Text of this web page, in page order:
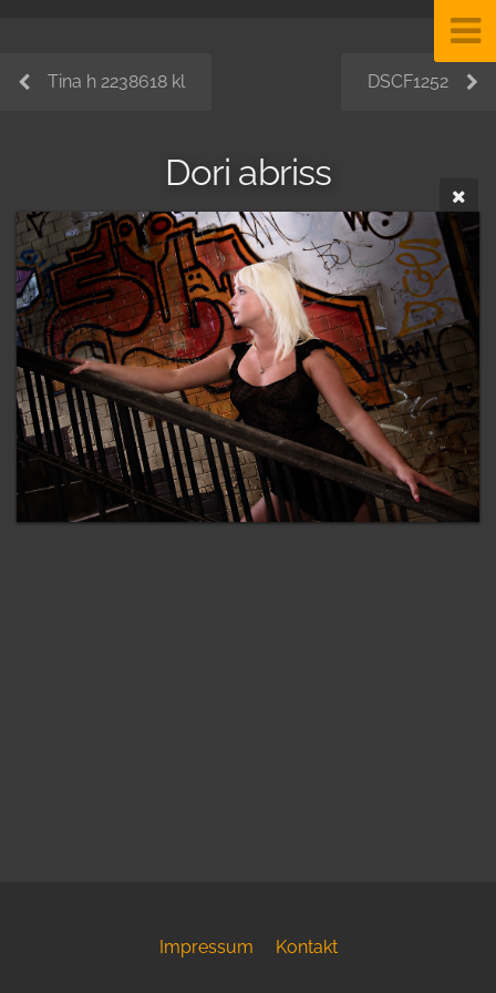
Tina h 2238618 kl DSCF1252
Dori abriss
Impressum Kontakt